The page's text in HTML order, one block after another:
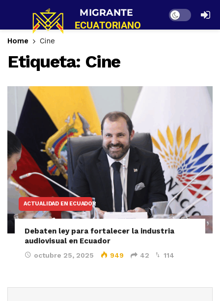
Dark mode
Home Cine
Etiqueta: Cine
ACTUALIDAD EN ECUADOR
Debaten ley para fortalecer la industria
audiovisual en Ecuador
octubre 25, 2025 949 42 114